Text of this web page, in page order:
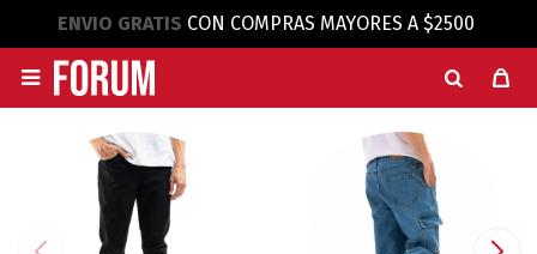
ENVIO GRATIS CON COMPRAS MAYORES A $2500
